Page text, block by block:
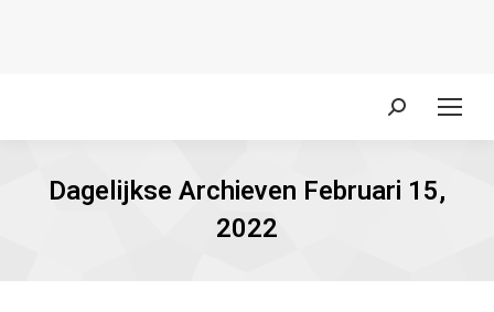
Zoeken:
Dagelijkse Archieven Februari 15,
2022